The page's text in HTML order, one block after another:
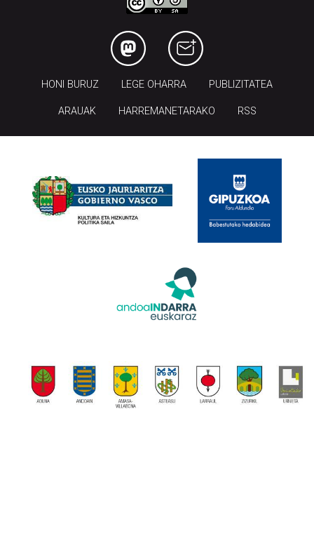
HONI BURUZ LEGE OHARRA PUBLIZITATEA
ARAUAK HARREMANETARAKO RSS